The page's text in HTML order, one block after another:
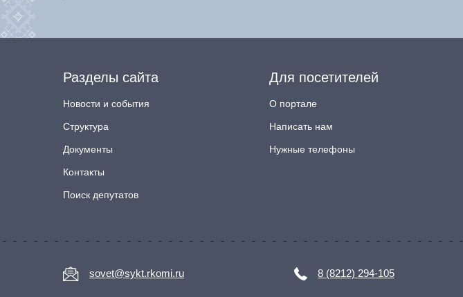
Разделы сайта
Новости и события
Структура
Документы
Контакты
Поиск депутатов
Для посетителей
О портале
Написать нам
Нужные телефоны
sovet@sykt.rkomi.ru 8 (8212) 294-105